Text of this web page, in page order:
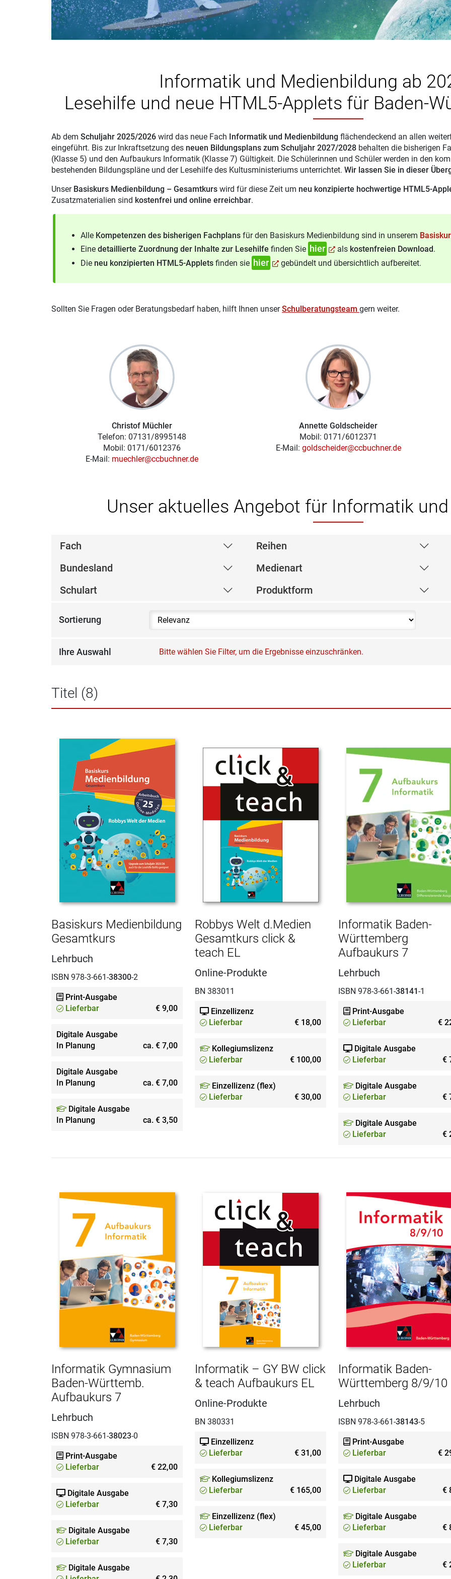
Informatik und Medienbildung ab
Lesehilfe und neue HTML5-Applets für Baden-
Ab dem Schuljahr 2025/2026 wird das neue Fach Informatik und Medienbildung flächendeckend an allen
eingeführt. Bis zur Inkraftsetzung des neuen Bildungsplans zum Schuljahr 2027/2028 behalten die bisherigen
(Klasse 5) und den Aufbaukurs Informatik (Klasse 7) Gültigkeit. Die Schülerinnen und Schüler werden in den
bestehenden Bildungspläne und der Lesehilfe des Kultusministeriums unterrichtet. Wir lassen Sie in dieser
Unser Basiskurs Medienbildung – Gesamtkurs wird für diese Zeit um neu konzipierte hochwertige HTML5-
Zusatzmaterialien sind kostenfrei und online erreichbar.
Alle Kompetenzen des bisherigen Fachplans für den Basiskurs Medienbildung sind in unserem
Eine detaillierte Zuordnung der Inhalte zur Lesehilfe finden Sie hier alskostenfreien Download.
Die neu konzipierten HTML5-Applets finden sie hier gebündelt und übersichtlich aufbereitet.
Sollten Sie Fragen oder Beratungsbedarf haben, hilft Ihnen unserSchulberatungsteam gern weiter.
Christof Müchler
Telefon: 07131/8995148
Mobil: 0171/6012376
E-Mail: muechler@ccbuchner.de
Annette Goldscheider
Mobil: 0171/6012371
E-Mail: goldscheider@ccbuchner.de
Unser aktuelles Angebot für Informatik
Fach
Bundesland
Schulart
Reihen
Medienart
Produktform
Sortierung
Ihre Auswahl Bitte wählen Sie Filter, um die Ergebnisse einzuschränken.
Titel (8)
Basiskurs Medienbildung
Gesamtkurs
Lehrbuch
ISBN 978-3-661-38300-2
Print-Ausgabe
Lieferbar
€ 9,00
Digitale Ausgabe
In Planung
ca. € 7,00
Digitale Ausgabe
In Planung
ca. € 7,00
Digitale Ausgabe
In Planung
ca. € 3,50
Robbys Welt d.Medien
Gesamtkurs click &
teach EL
Online-Produkte
BN 383011
Einzellizenz
Lieferbar
€ 18,00
Kollegiumslizenz
Lieferbar
€ 100,00
Einzellizenz (flex)
Lieferbar
€ 30,00
Informatik Baden-
Württemberg
Aufbaukurs 7
Lehrbuch
ISBN 978-3-661-38141-1
Print-Ausgabe
Lieferbar
€
Digitale Ausgabe
Lieferbar
€
Digitale Ausgabe
Lieferbar
€
Digitale Ausgabe
Lieferbar
€
Informatik Gymnasium
Baden-Württemb.
Aufbaukurs 7
Lehrbuch
ISBN 978-3-661-38023-0
Print-Ausgabe
Lieferbar
€ 22,00
Digitale Ausgabe
Lieferbar
€ 7,30
Digitale Ausgabe
Lieferbar
€ 7,30
Digitale Ausgabe
Informatik – GY BW click
& teach Aufbaukurs EL
Online-Produkte
BN 380331
Einzellizenz
Lieferbar
€ 31,00
Kollegiumslizenz
Lieferbar
€ 165,00
Einzellizenz (flex)
Lieferbar
€ 45,00
Informatik Baden-
Württemberg 8/9/10
Lehrbuch
ISBN 978-3-661-38143-5
Print-Ausgabe
Lieferbar
€
Digitale Ausgabe
Lieferbar
€
Digitale Ausgabe
Lieferbar
€
Digitale Ausgabe
Lieferbar
€